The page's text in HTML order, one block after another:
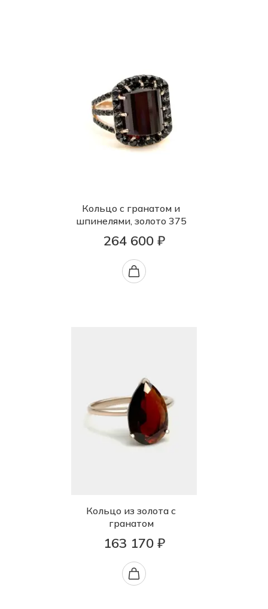
Кольцо с гранатом и
шпинелями, золото 375
264 600 ₽
Кольцо из золота с
гранатом
163 170 ₽